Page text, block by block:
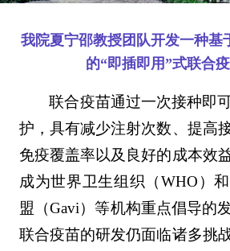
我院夏宁邵教授团队开发一种基
的“即插即用”式联合
联合疫苗通过一次接种即
护，具有减少注射次数、提高
免疫覆盖率以及良好的成本效
成为世界卫生组织（WHO）
盟（Gavi）等机构重点倡导的
联合疫苗的研发仍面临诸多挑